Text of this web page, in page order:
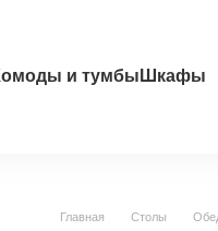
и тумбы Шкафы
Главная Столы